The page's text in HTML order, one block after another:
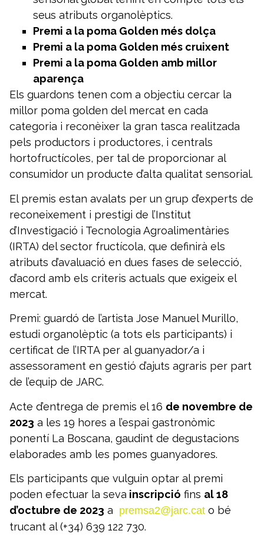
seus atributs organolèptics.
Premi a la poma Golden més dolça
Premi a la poma Golden més cruixent
Premi a la poma Golden amb millor
aparença
Els guardons tenen com a objectiu cercar la
millor poma golden del mercat en cada
categoria i reconèixer la gran tasca realitzada
pels productors i productores, i centrals
hortofructícoles, per tal de proporcionar al
consumidor un producte d’alta qualitat sensorial.
El premis estan avalats per un grup d’experts de
reconeixement i prestigi de l’Institut
d’Investigació i Tecnologia Agroalimentàries
(IRTA) del sector fructícola, que definirà els
atributs d’avaluació en dues fases de selecció,
d’acord amb els criteris actuals que exigeix el
mercat.
Premi: guardó de l’artista Jose Manuel Murillo,
estudi organolèptic (a tots els participants) i
certificat de l’IRTA per al guanyador/a i
assessorament en gestió d’ajuts agraris per part
de l’equip de JARC.
Acte d’entrega de premis el 16 de novembre de
2023 a les 19 hores a l’espai gastronòmic
ponentí La Boscana, gaudint de degustacions
elaborades amb les pomes guanyadores.
Els participants que vulguin optar al premi
poden efectuar la seva inscripció fins al 18
d’octubre de 2023 a premsa2@jarc.cat o bé
trucant al (+34) 639 122 730.